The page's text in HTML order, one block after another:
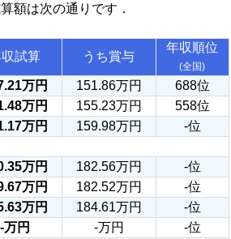
額は次の通りです．
試算 うち賞与
年収順位
(全国)
万円 151.86万円
688位
万円 155.23万円
558位
万円 159.98万円
-位
万円 182.56万円 -位
万円 182.52万円 -位
万円 184.61万円 -位
-万円 -万円 -位